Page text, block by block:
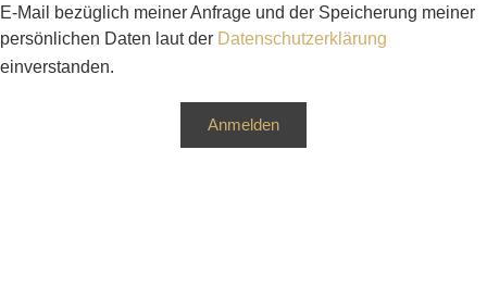
E-Mail bezüglich meiner Anfrage und der Speicherung meiner
persönlichen Daten laut der Datenschutzerklärung
einverstanden.
Anmelden